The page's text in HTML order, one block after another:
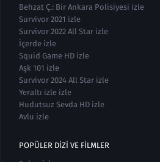
Behzat Ç.: Bir Ankara Polisiyesi izle
Survivor 2021 izle
Survivor 2022 All Star izle
İçerde izle
Squid Game HD izle
Aşk 101 izle
Survivor 2024 All Star izle
Yeraltı izle izle
Hudutsuz Sevda HD izle
Avlu izle
POPÜLER DIZI VE FILMLER